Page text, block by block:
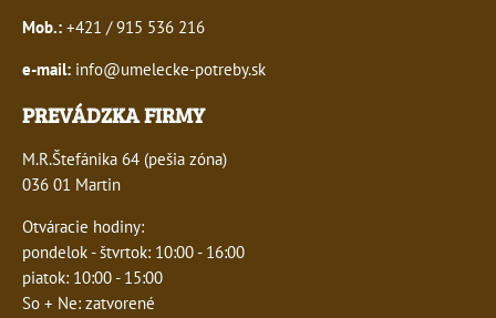
Mob.: +421 / 915 536 216
e-mail: info@umelecke-potreby.sk
PREVÁDZKA FIRMY
M.R.Štefánika 64 (pešia zóna)
036 01 Martin
Otváracie hodiny:
pondelok - štvrtok: 10:00 - 16:00
piatok: 10:00 - 15:00
So + Ne: zatvorené